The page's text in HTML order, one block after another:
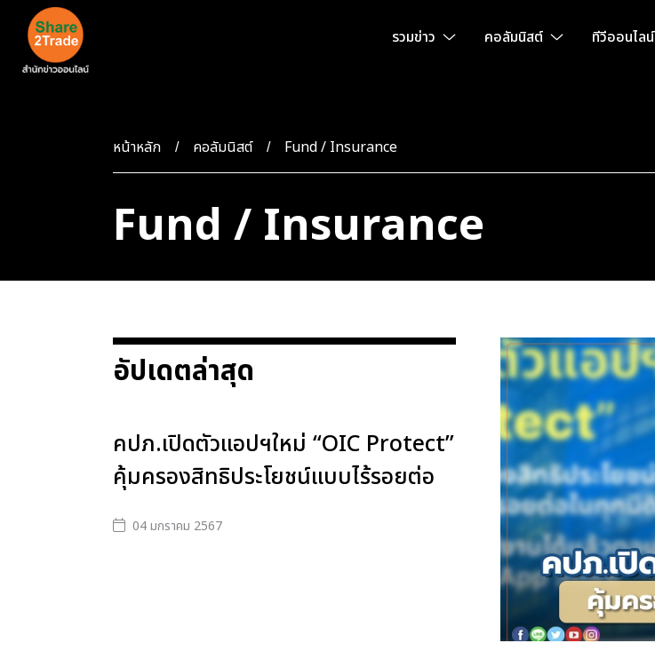
รวมข่าว คอลัมนิสต์ ทีวีออนไลน์
หน้าหลัก คอลัมนิสต์ Fund / Insurance
Fund / Insurance
อัปเดตล่าสุด
คปภ.เปิดตัวแอปฯใหม่ “OIC Protect”
คุ้มครองสิทธิประโยชน์แบบไร้รอยต่อ
04 มกราคม 2567